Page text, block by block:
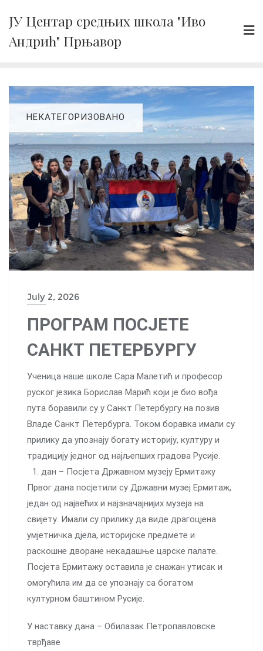
content
ЈУ Центар средњих школа "Иво
Андрић" Прњавор
НЕКАТЕГОРИЗОВАНО
July 2, 2026
ПРОГРАМ ПОСЈЕТЕ
САНКТ ПЕТЕРБУРГУ
Ученица наше школе Сара Малетић и професор
руског језика Борислав Марић који је био вођа
пута боравили су у Санкт Петербургу на позив
Владе Санкт Петербурга. Током боравка имали су
прилику да упознају богату историју, културу и
традицију једног од најљепших градова Русије.
1. дан – Посјета Државном музеју Ермитажу
Првог дана посјетили су Државни музеј Ермитаж,
један од највећих и најзначајнијих музеја на
свијету. Имали су прилику да виде драгоцјена
умјетничка дјела, историјске предмете и
раскошне дворане некадашње царске палате.
Посјета Ермитажу оставила је снажан утисак и
омогућила им да се упознају са богатом
културном баштином Русије.
У наставку дана – Обилазак Петропавловске
тврђаве